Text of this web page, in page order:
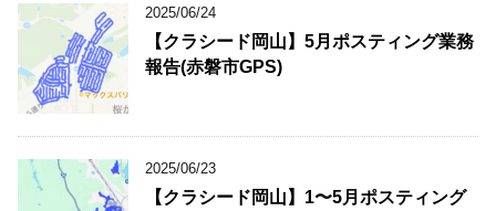
2025/06/24
【クラシード岡山】5月ポスティング業務
報告(赤磐市GPS)
2025/06/23
【クラシード岡山】1〜5月ポスティング